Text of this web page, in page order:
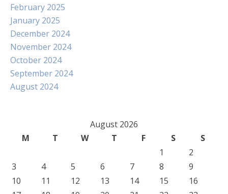
February 2025
January 2025
December 2024
November 2024
October 2024
September 2024
August 2024
August 2026
M
T W T F S
S
1
2
3
4 5 6 7 8
9
10
11 12 13 14 15
16